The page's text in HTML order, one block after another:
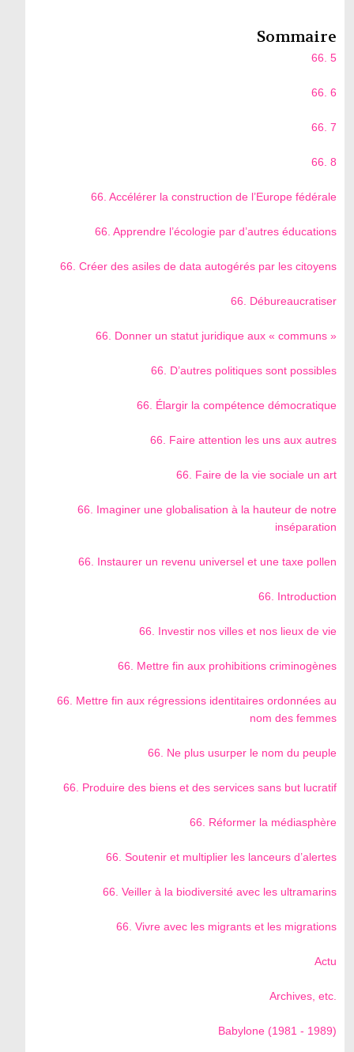
Sommaire
66. 5
66. 6
66. 7
66. 8
66. Accélérer la construction de l’Europe fédérale
66. Apprendre l’écologie par d’autres éducations
66. Créer des asiles de data autogérés par les citoyens
66. Débureaucratiser
66. Donner un statut juridique aux « communs »
66. D’autres politiques sont possibles
66. Élargir la compétence démocratique
66. Faire attention les uns aux autres
66. Faire de la vie sociale un art
66. Imaginer une globalisation à la hauteur de notre
inséparation
66. Instaurer un revenu universel et une taxe pollen
66. Introduction
66. Investir nos villes et nos lieux de vie
66. Mettre fin aux prohibitions criminogènes
66. Mettre fin aux régressions identitaires ordonnées au
nom des femmes
66. Ne plus usurper le nom du peuple
66. Produire des biens et des services sans but lucratif
66. Réformer la médiasphère
66. Soutenir et multiplier les lanceurs d’alertes
66. Veiller à la biodiversité avec les ultramarins
66. Vivre avec les migrants et les migrations
Actu
Archives, etc.
Babylone (1981 - 1989)